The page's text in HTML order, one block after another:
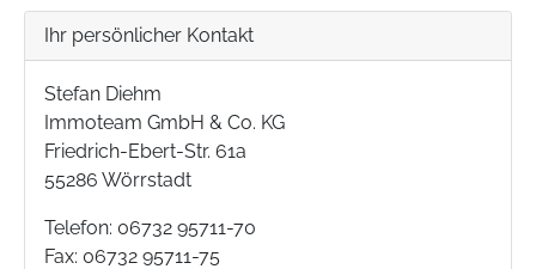
Ihr persönlicher Kontakt
Stefan Diehm
Immoteam GmbH & Co. KG
Friedrich-Ebert-Str. 61a
55286 Wörrstadt
Telefon: 06732 95711-70
Fax: 06732 95711-75